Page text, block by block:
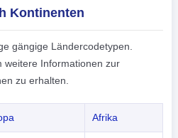
Kontinenten
gängige Ländercodetypen.
weitere Informationen zur
zu erhalten.
Afrika